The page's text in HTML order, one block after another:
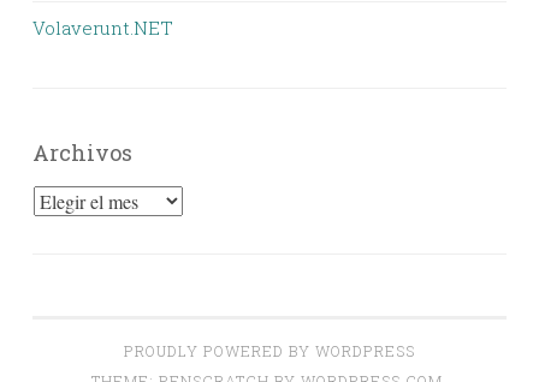
Volaverunt.NET
Archivos
Archivos
PROUDLY POWERED BY WORDPRESS